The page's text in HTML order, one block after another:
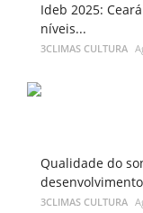
Ideb 2025:
níveis...
3CLIMAS CULTURA
Qualidade do
3CLIMAS CULTURA